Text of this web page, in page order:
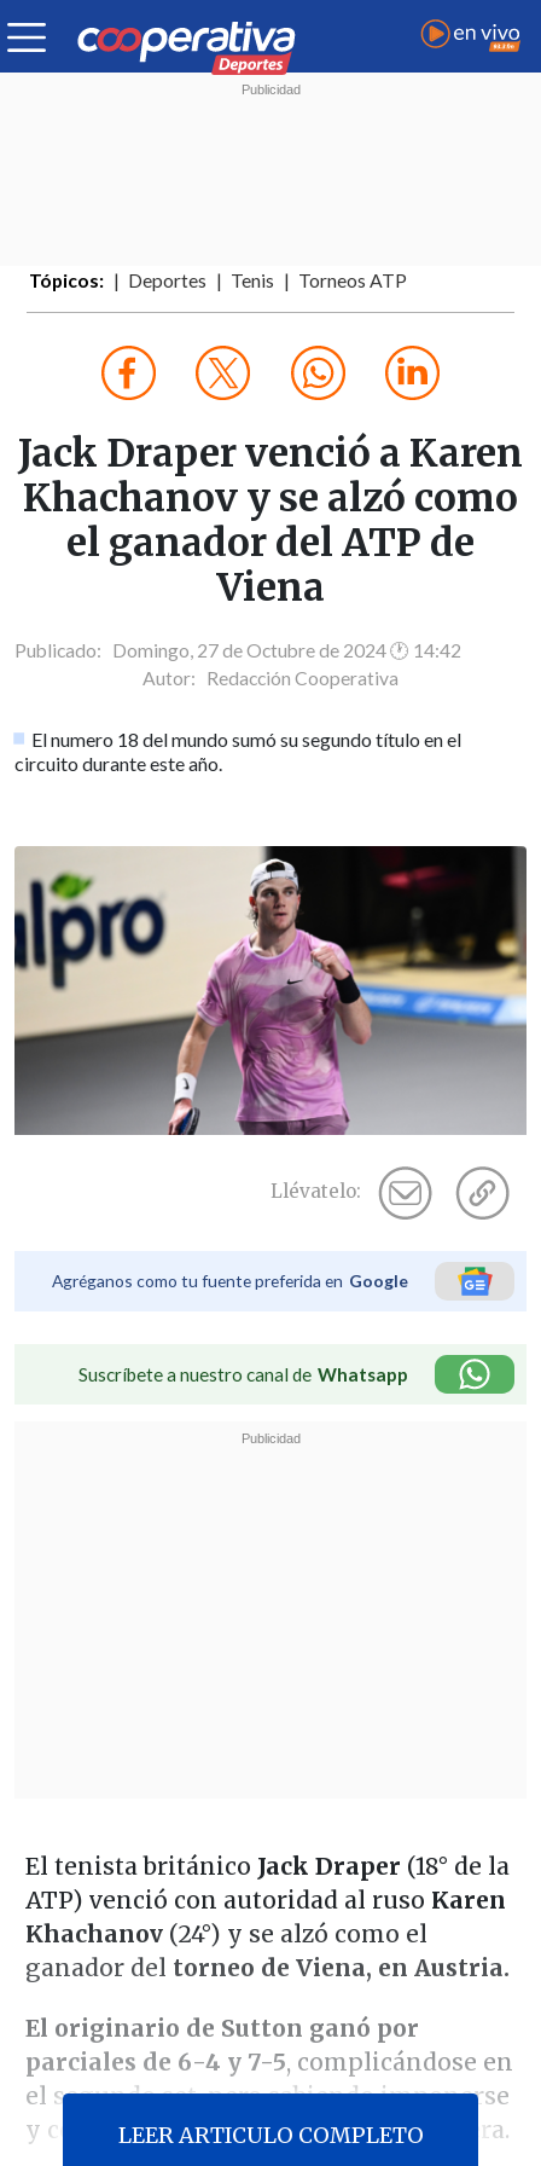
Tópicos: Deportes Tenis Torneos ATP
Jack Draper venció a Karen
Khachanov y se alzó como
el ganador del ATP de
Viena
Publicado: Domingo, 27 de Octubre de 2024 🕐 14:42
Autor: Redacción Cooperativa
El numero 18 del mundo sumó su segundo título en el
circuito durante este año.
Llévatelo:
Agréganos como tu fuente preferida en Google
Suscríbete a nuestro canal de Whatsapp
El tenista británico Jack Draper (18° de la
ATP) venció con autoridad al ruso Karen
Khachanov(24°) y se alzó como el
ganador del torneo de Viena, en Austria.
El originario de Sutton ganó por
parciales de 6-4 y 7-5, complicándose en
el segundo set, pero sabiendo imponerse
y cerrando un nuevo título en su carrera.
LEER ARTICULO COMPLETO